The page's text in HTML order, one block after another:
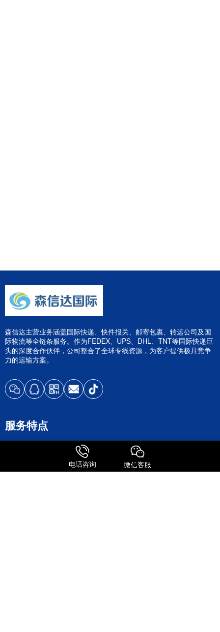
森信达主营业务涵盖国际快递、快件报关、邮寄包裹、转运公司及国
际物流等全链条服务。作为FEDEX、UPS、DHL、TNT等国际快递巨
头的深度合作伙伴，公司整合了全球专线资源，为客户提供极具竞争
力的运输方案。
服务特点
电话咨询 微信客服